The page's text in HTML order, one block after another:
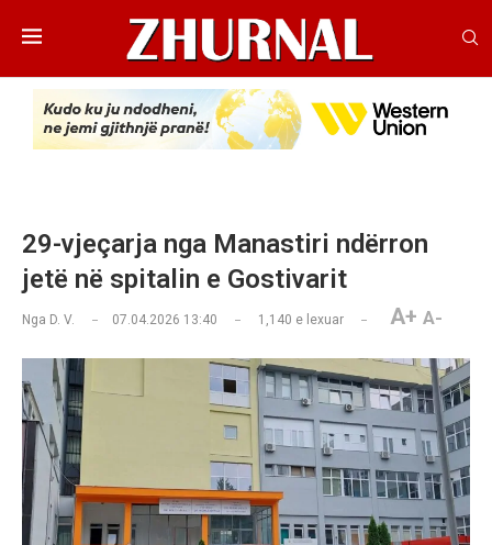
29-vjeçarja nga Manastiri ndërron
jetë në spitalin e Gostivarit
Nga D. V. 07.04.2026 13:40 1,140 e lexuar A+ A-